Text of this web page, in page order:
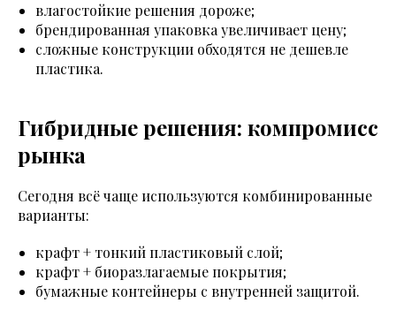
влагостойкие решения дороже;
брендированная упаковка увеличивает цену;
сложные конструкции обходятся не дешевле
пластика.
Гибридные решения: компромисс
рынка
Сегодня всё чаще используются комбинированные
варианты:
крафт + тонкий пластиковый слой;
крафт + биоразлагаемые покрытия;
бумажные контейнеры с внутренней защитой.